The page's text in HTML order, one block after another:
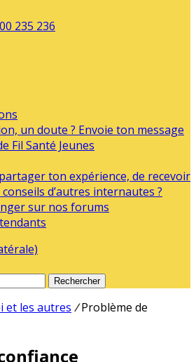
un doute ? Envoie ton message
Fil Santé Jeunes
ton expérience, de recevoir
conseils d’autres internautes ?
sur nos forums
Rechercher
et les autres / Problème de